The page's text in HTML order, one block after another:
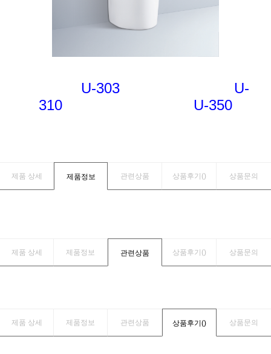
U-303 U-
310 U-350
제품 상세 제품정보 관련상품 상품후기() 상품문의
제품 상세 제품정보 관련상품 상품후기() 상품문의
제품 상세 제품정보 관련상품 상품후기() 상품문의